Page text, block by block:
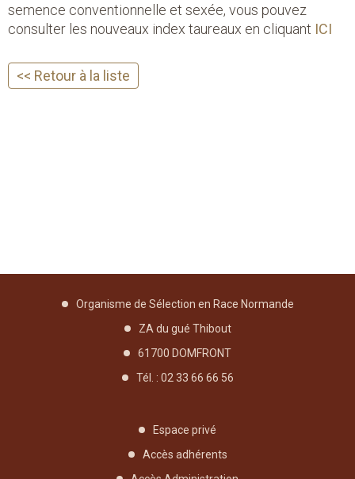
semence conventionnelle et sexée, vous pouvez
consulter les nouveaux index taureaux en cliquant ICI
<< Retour à la liste
Organisme de Sélection en Race Normande
ZA du gué Thibout
61700 DOMFRONT
Tél. : 02 33 66 66 56
Espace privé
Accès adhérents